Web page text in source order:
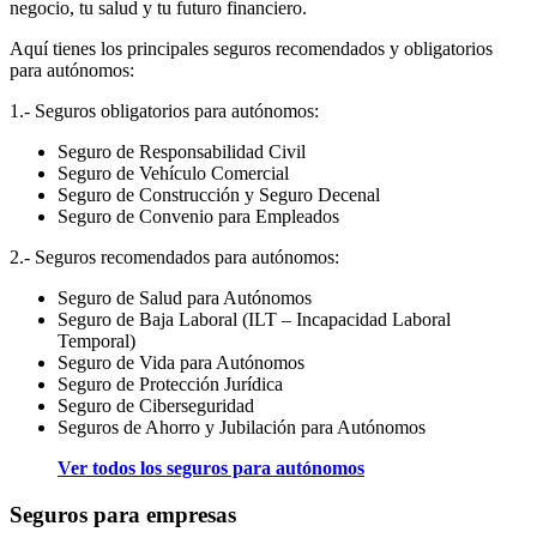
negocio, tu salud y tu futuro financiero.
Aquí tienes los principales seguros recomendados y obligatorios
para autónomos:
1.- Seguros obligatorios para autónomos:
Seguro de Responsabilidad Civil
Seguro de Vehículo Comercial
Seguro de Construcción y Seguro Decenal
Seguro de Convenio para Empleados
2.- Seguros recomendados para autónomos:
Seguro de Salud para Autónomos
Seguro de Baja Laboral (ILT – Incapacidad Laboral
Temporal)
Seguro de Vida para Autónomos
Seguro de Protección Jurídica
Seguro de Ciberseguridad
Seguros de Ahorro y Jubilación para Autónomos
Ver todos los seguros para autónomos
Seguros para empresas